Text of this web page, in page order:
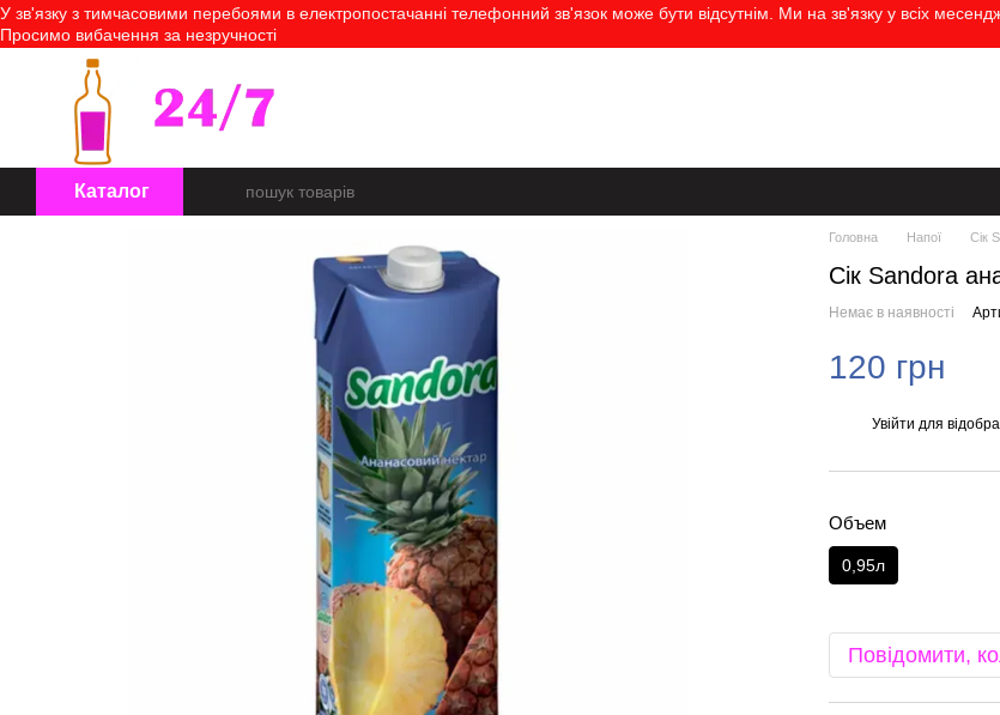
Перейти до основного контенту
У зв'язку з тимчасовими перебоями в електропостачанні телефонний зв'язок може бути відсутнім. Ми на зв'язку у всіх
Просимо вибачення за незручності
Каталог
Головна Напої Сік
Сік Sandora
Немає в наявності
120 грн
Увійти для
Объем
0,95л
Повідомити,